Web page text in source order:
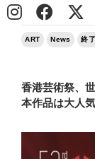
2025/02/17
ART News 終
香港芸術祭、
本作品は大人